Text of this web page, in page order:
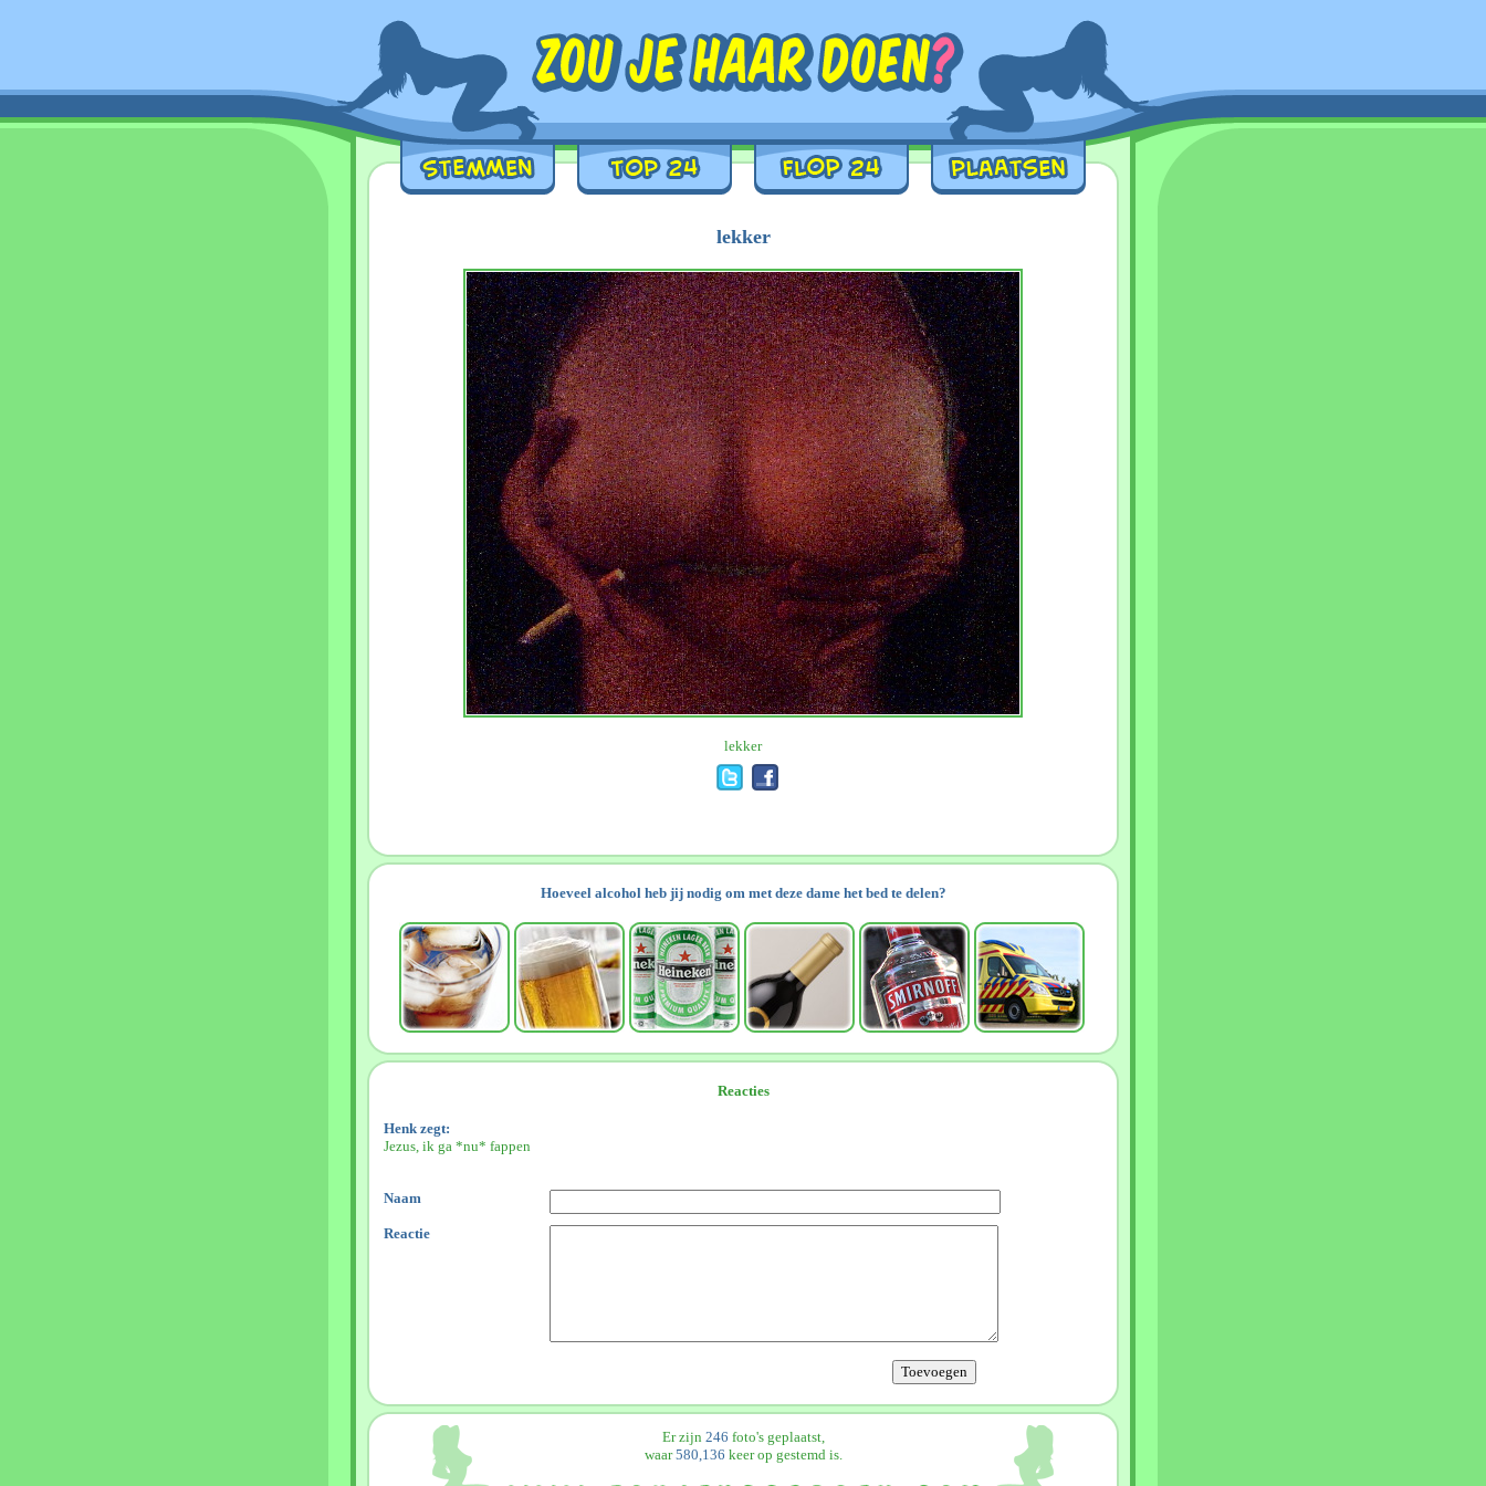
lekker
lekker
Hoeveel alcohol heb jij nodig om met deze dame het bed te delen?
Reacties
Henk zegt:
Jezus, ik ga *nu* fappen
Naam
Reactie
Er zijn 246 foto's geplaatst,
waar580,136 keer op gestemd is.